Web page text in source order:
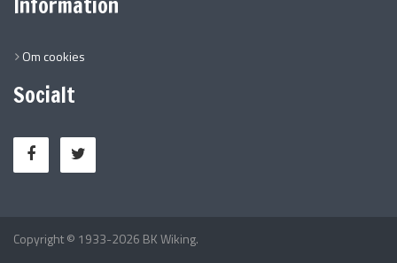
Om cookies
Socialt
Copyright © 1933-2026 BK Wiking.